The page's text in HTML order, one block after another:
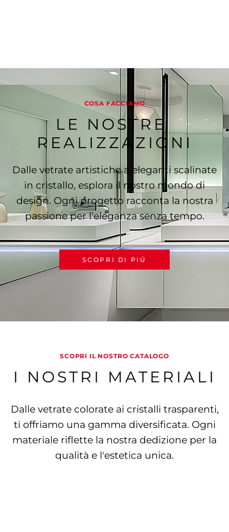
COSA FACCIAMO
LE NOSTRE
REALIZZAZIONI
Dalle vetrate artistiche a eleganti scalinate
in cristallo, esplora il nostro mondo di
design. Ogni progetto racconta la nostra
passione per l'eleganza senza tempo.
SCOPRI DI PIÚ
SCOPRI IL NOSTRO CATALOGO
I NOSTRI MATERIALI
Dalle vetrate colorate ai cristalli trasparenti,
ti offriamo una gamma diversificata. Ogni
materiale riflette la nostra dedizione per la
qualità e l'estetica unica.